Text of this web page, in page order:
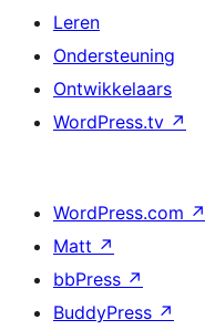
Leren
Ondersteuning
Ontwikkelaars
WordPress.tv ↗
WordPress.com ↗
Matt ↗
bbPress ↗
BuddyPress ↗